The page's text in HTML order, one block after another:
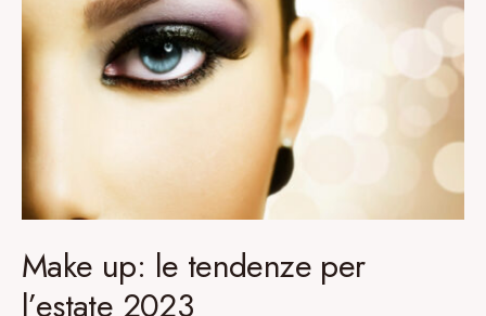
Make up: le tendenze per
l’estate 2023